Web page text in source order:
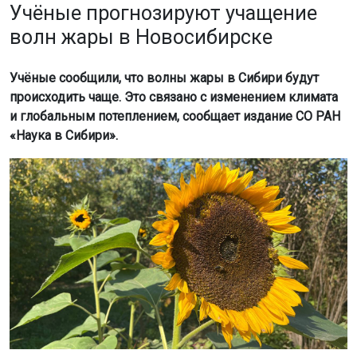
Учёные прогнозируют учащение
волн жары в Новосибирске
Учёные сообщили, что волны жары в Сибири будут
происходить чаще. Это связано с изменением климата
и глобальным потеплением, сообщает издание СО РАН
«Наука в Сибири».